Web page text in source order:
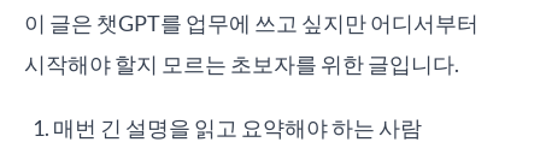
이 글은 챗GPT를 업무에 쓰고 싶지만 어디서부터
시작해야 할지 모르는 초보자를 위한 글입니다.
매번 긴 설명을 읽고 요약해야 하는 사람